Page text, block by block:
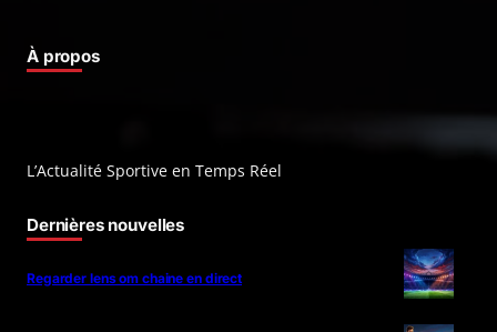
À propos
L’Actualité Sportive en Temps Réel
Dernières nouvelles
Regarder lens om chaine en direct